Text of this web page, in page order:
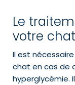
Le
votre chat
Il est
chat en cas de
hyperglycémie.